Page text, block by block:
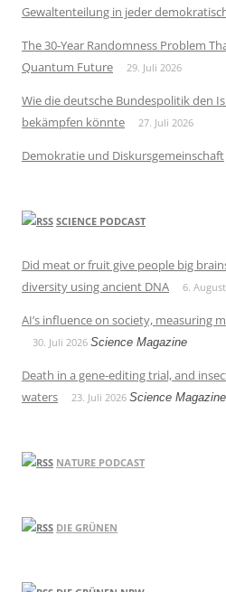
Gewaltenteilung in jeder
The 30-Year Randomness Problem
Quantum Future
29. Juli 2026
Wie die deutsche Bundespolitik den
bekämpfen könnte
27. Juli 2026
Demokratie und Diskursgemeinschaft
SCIENCE PODCAST
Did meat or fruit give people big
diversity using ancient DNA
6.
AI’s influence on society, measuring
30. Juli 2026 Science Magazine
Death in a gene-editing trial, and
waters
23. Juli 2026 Science Magazine
NATURE PODCAST
DIE GRÜNEN